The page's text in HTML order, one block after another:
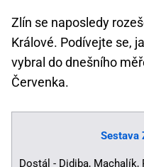
Zlín se naposledy
Králové. Podívejte se,
vybral do dnešního
Červenka.
Sestava
Dostál - Didiba, Machalík,